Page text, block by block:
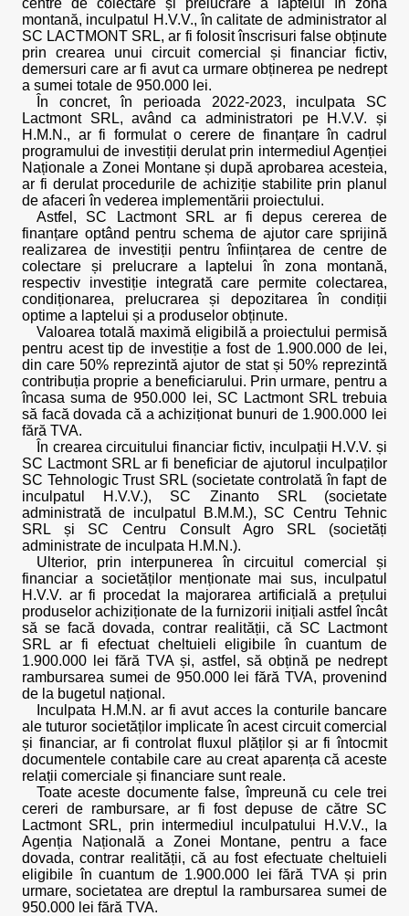
centre de colectare și prelucrare a laptelui în zona
montană, inculpatul H.V.V., în calitate de administrator al
SC LACTMONT SRL, ar fi folosit înscrisuri false obținute
prin crearea unui circuit comercial și financiar fictiv,
demersuri care ar fi avut ca urmare obținerea pe nedrept
a sumei totale de 950.000 lei.
În concret, în perioada 2022-2023, inculpata SC
Lactmont SRL, având ca administratori pe H.V.V. și
H.M.N., ar fi formulat o cerere de finanțare în cadrul
programului de investiții derulat prin intermediul Agenției
Naționale a Zonei Montane și după aprobarea acesteia,
ar fi derulat procedurile de achiziție stabilite prin planul
de afaceri în vederea implementării proiectului.
Astfel, SC Lactmont SRL ar fi depus cererea de
finanțare optând pentru schema de ajutor care sprijină
realizarea de investiții pentru înființarea de centre de
colectare și prelucrare a laptelui în zona montană,
respectiv investiție integrată care permite colectarea,
condiționarea, prelucrarea și depozitarea în condiții
optime a laptelui și a produselor obținute.
Valoarea totală maximă eligibilă a proiectului permisă
pentru acest tip de investiție a fost de 1.900.000 de lei,
din care 50% reprezintă ajutor de stat și 50% reprezintă
contribuția proprie a beneficiarului. Prin urmare, pentru a
încasa suma de 950.000 lei, SC Lactmont SRL trebuia
să facă dovada că a achiziționat bunuri de 1.900.000 lei
fără TVA.
În crearea circuitului financiar fictiv, inculpații H.V.V. și
SC Lactmont SRL ar fi beneficiar de ajutorul inculpaților
SC Tehnologic Trust SRL (societate controlată în fapt de
inculpatul H.V.V.), SC Zinanto SRL (societate
administrată de inculpatul B.M.M.), SC Centru Tehnic
SRL și SC Centru Consult Agro SRL (societăți
administrate de inculpata H.M.N.).
Ulterior, prin interpunerea în circuitul comercial și
financiar a societăților menționate mai sus, inculpatul
H.V.V. ar fi procedat la majorarea artificială a prețului
produselor achiziționate de la furnizorii inițiali astfel încât
să se facă dovada, contrar realității, că SC Lactmont
SRL ar fi efectuat cheltuieli eligibile în cuantum de
1.900.000 lei fără TVA și, astfel, să obțină pe nedrept
rambursarea sumei de 950.000 lei fără TVA, provenind
de la bugetul național.
Inculpata H.M.N. ar fi avut acces la conturile bancare
ale tuturor societăților implicate în acest circuit comercial
și financiar, ar fi controlat fluxul plăților și ar fi întocmit
documentele contabile care au creat aparența că aceste
relații comerciale și financiare sunt reale.
Toate aceste documente false, împreună cu cele trei
cereri de rambursare, ar fi fost depuse de către SC
Lactmont SRL, prin intermediul inculpatului H.V.V., la
Agenția Națională a Zonei Montane, pentru a face
dovada, contrar realității, că au fost efectuate cheltuieli
eligibile în cuantum de 1.900.000 lei fără TVA și prin
urmare, societatea are dreptul la rambursarea sumei de
950.000 lei fără TVA.